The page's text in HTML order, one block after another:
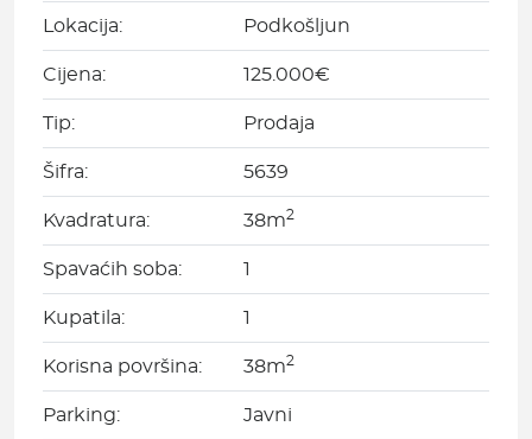
Lokacija: Podkošljun
Cijena: 125.000€
Tip: Prodaja
Šifra: 5639
Kvadratura: 38m2
Spavaćih soba: 1
Kupatila: 1
Korisna površina: 38m2
Parking: Javni